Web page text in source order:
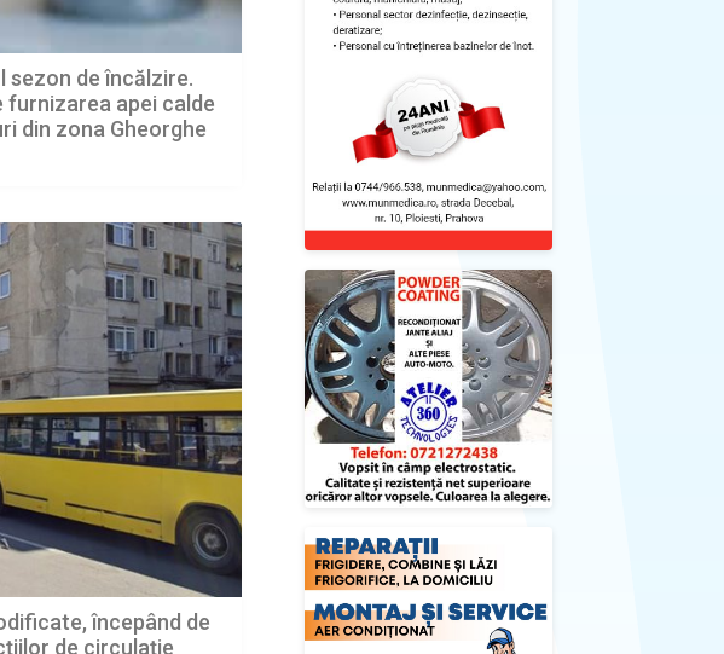
de încălzire.
apei calde
din zona Gheorghe
începând de
de circulație